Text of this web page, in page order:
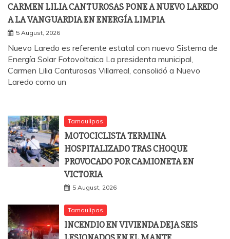
CARMEN LILIA CANTUROSAS PONE A NUEVO LAREDO
A LA VANGUARDIA EN ENERGÍA LIMPIA
5 August, 2026
Nuevo Laredo es referente estatal con nuevo Sistema de
Energía Solar Fotovoltaica La presidenta municipal,
Carmen Lilia Canturosas Villarreal, consolidó a Nuevo
Laredo como un
Tamaulipas
MOTOCICLISTA TERMINA
HOSPITALIZADO TRAS CHOQUE
PROVOCADO POR CAMIONETA EN
VICTORIA
5 August, 2026
Tamaulipas
INCENDIO EN VIVIENDA DEJA SEIS